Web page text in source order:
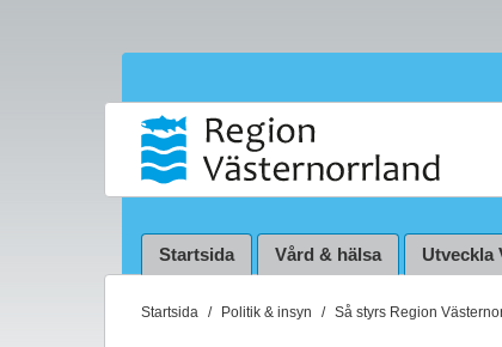
Startsida Vård & hälsa Utveckla
D
Startsida Politik & insyn Så styrs Region